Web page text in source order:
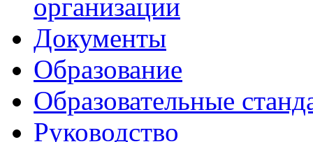
организации
Документы
Образование
Образовательные
Руководство